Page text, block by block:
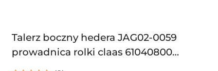
Talerz boczny hedera JAG02-0059
prowadnica rolki claas 61040800
B124696 OBUDOWA BEBNA